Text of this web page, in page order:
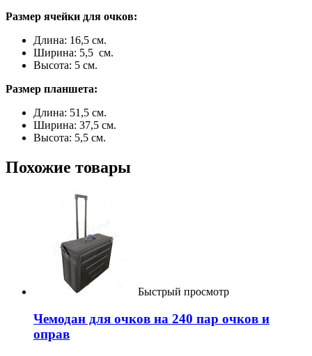
Размер ячейки для очков:
Длина: 16,5 см.
Ширина: 5,5 см.
Высота: 5 см.
Размер планшета:
Длина: 51,5 см.
Ширина: 37,5 см.
Высота: 5,5 см.
Похожие товары
Быстрый просмотр
Чемодан для очков на 240 пар очков и
оправ